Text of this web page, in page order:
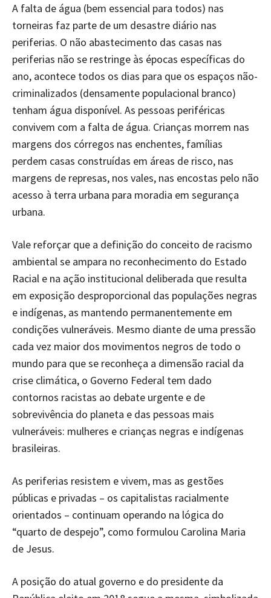
A falta de água (bem essencial para todos) nas
torneiras faz parte de um desastre diário nas
periferias. O não abastecimento das casas nas
periferias não se restringe às épocas específicas do
ano, acontece todos os dias para que os espaços não-
criminalizados (densamente populacional branco)
tenham água disponível. As pessoas periféricas
convivem com a falta de água. Crianças morrem nas
margens dos córregos nas enchentes, famílias
perdem casas construídas em áreas de risco, nas
margens de represas, nos vales, nas encostas pelo não
acesso à terra urbana para moradia em segurança
urbana.
Vale reforçar que a definição do conceito de racismo
ambiental se ampara no reconhecimento do Estado
Racial e na ação institucional deliberada que resulta
em exposição desproporcional das populações negras
e indígenas, as mantendo permanentemente em
condições vulneráveis. Mesmo diante de uma pressão
cada vez maior dos movimentos negros de todo o
mundo para que se reconheça a dimensão racial da
crise climática, o Governo Federal tem dado
contornos racistas ao debate urgente e de
sobrevivência do planeta e das pessoas mais
vulneráveis: mulheres e crianças negras e indígenas
brasileiras.
As periferias resistem e vivem, mas as gestões
públicas e privadas – os capitalistas racialmente
orientados – continuam operando na lógica do
“quarto de despejo”, como formulou Carolina Maria
de Jesus.
A posição do atual governo e do presidente da